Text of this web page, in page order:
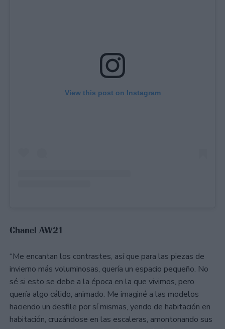
View this post on Instagram
Chanel AW21
“Me encantan los contrastes, así que para las piezas de
invierno más voluminosas, quería un espacio pequeño. No
sé si esto se debe a la época en la que vivimos, pero
quería algo cálido, animado. Me imaginé a las modelos
haciendo un desfile por sí mismas, yendo de habitación en
habitación, cruzándose en las escaleras, amontonando sus